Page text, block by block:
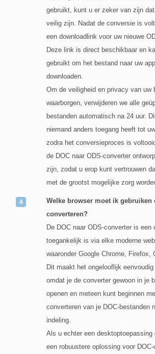
gebruikt, kunt u er zeker van zijn
veilig zijn. Nadat de conversie is
een downloadlink voor uw nieuwe
Deze link is direct beschikbaar en
gebruikt om het bestand naar uw
downloaden.
Om de veiligheid en privacy van uw
waarborgen, verwijderen we alle
bestanden automatisch na 24 uur.
niemand anders toegang heeft tot
zodra het conversieproces is
de DOC naar ODS-converter
zijn, zodat u erop kunt vertrouwen
met de grootst mogelijke zorg
Welke browser moet ik gebruiken
converteren?
De DOC naar ODS-converter is een
toegankelijk is via elke moderne
waaronder Google Chrome, Firefox,
Dit maakt het ongelooflijk
omdat je de converter gewoon in je
openen en meteen kunt beginnen
converteren van je DOC-bestanden
indeling.
Als u echter een desktoptoepassing
een robuustere oplossing voor